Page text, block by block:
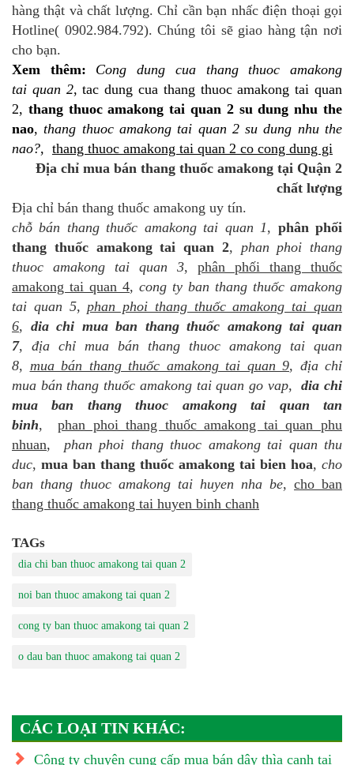
hàng thật và chất lượng. Chỉ cần bạn nhấc điện thoại gọi
Hotline( 0902.984.792). Chúng tôi sẽ giao hàng tận nơi
cho bạn.
Xem thêm:
Cong dung cua thang thuoc amakong
tai quan 2, tac dung cua thang thuoc amakong tai quan
2, thang thuoc amakong tai quan 2 su dung nhu the
nao,thang thuoc amakong tai quan 2 su dung nhu the
nao?, thang thuoc amakong tai quan 2 co cong dung gi
Địa chỉ mua bán thang thuốc amakong tại Quận 2
chất lượng
Địa chỉ bán thang thuốc amakong uy tín.
chỗ bán thang thuốc amakong tai quan 1, phân phối
thang thuốc amakong tai quan 2, phan phoi thang
thuoc amakong tai quan 3, phân phối thang thuốc
amakong tai quan 4, cong ty ban thang thuốc amakong
tai quan 5,phan phoi thang thuốc amakong tai quan
6, dia chi mua ban thang thuốc amakong tai quan
7, địa chỉ mua bán thang thuoc amakong tai quan
8, mua bán thang thuốc amakong tai quan 9, địa chỉ
mua bán thang thuốc amakong tai quan go vap,dia chi
mua ban thang thuoc amakong tai quan tan
binh,phan phoi thang thuốc amakong tai quan phu
nhuan, phan phoi thang thuoc amakong tai quan thu
duc, mua ban thang thuốc amakong tai bien hoa, cho
ban thang thuoc amakong tai huyen nha be, cho ban
thang thuốc amakong tai huyen binh chanh
TAGs
dia chi ban thuoc amakong tai quan 2
noi ban thuoc amakong tai quan 2
cong ty ban thuoc amakong tai quan 2
o dau ban thuoc amakong tai quan 2
CÁC LOẠI TIN KHÁC:
Công ty chuyên cung cấp mua bán dây thìa canh tại